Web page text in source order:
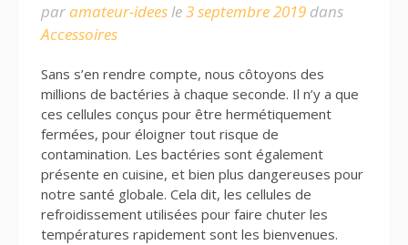
paramateur-ideesle3 septembre 2019 dans
Accessoires
Sans s’en rendre compte, nous côtoyons des
millions de bactéries à chaque seconde. Il n’y a que
ces cellules conçus pour être hermétiquement
fermées, pour éloigner tout risque de
contamination. Les bactéries sont également
présente en cuisine, et bien plus dangereuses pour
notre santé globale. Cela dit, les cellules de
refroidissement utilisées pour faire chuter les
températures rapidement sont les bienvenues.